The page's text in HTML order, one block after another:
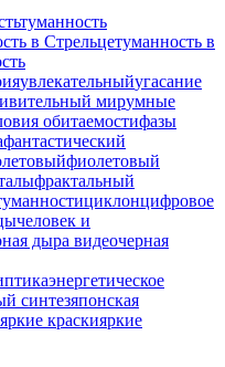
туманность
в Стрельцетуманность в
увлекательныйугасание
мирумные
обитаемостифазы
фантастический
фиолетовый
фрактальный
циклонцифровое
человек и
дыра видеочерная
энергетическое
синтезяпонская
яркие краскияркие